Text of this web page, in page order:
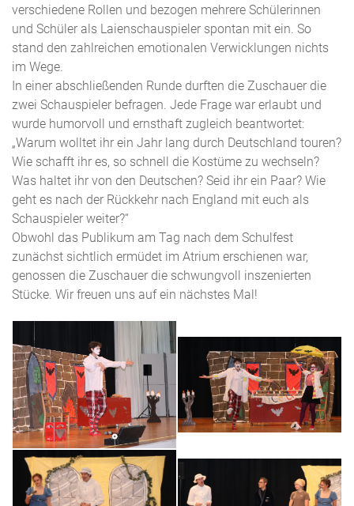
verschiedene Rollen und bezogen mehrere Schülerinnen
und Schüler als Laienschauspieler spontan mit ein. So
stand den zahlreichen emotionalen Verwicklungen nichts
im Wege.
In einer abschließenden Runde durften die Zuschauer die
zwei Schauspieler befragen. Jede Frage war erlaubt und
wurde humorvoll und ernsthaft zugleich beantwortet:
„Warum wolltet ihr ein Jahr lang durch Deutschland touren?
Wie schafft ihr es, so schnell die Kostüme zu wechseln?
Was haltet ihr von den Deutschen? Seid ihr ein Paar? Wie
geht es nach der Rückkehr nach England mit euch als
Schauspieler weiter?“
Obwohl das Publikum am Tag nach dem Schulfest
zunächst sichtlich ermüdet im Atrium erschienen war,
genossen die Zuschauer die schwungvoll inszenierten
Stücke. Wir freuen uns auf ein nächstes Mal!